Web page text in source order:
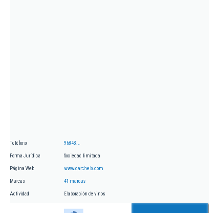
Teléfono 96843...
Forma Jurídica Sociedad limitada
Página Web www.carchelo.com
Marcas 41 marcas
Actividad Elaboración de vinos